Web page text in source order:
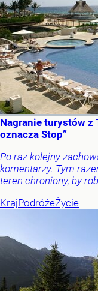
Nagranie turystów z
oznacza Stop”
Po raz kolejny
komentarzy. Tym
teren chroniony, by
KrajPodróżeŻycie